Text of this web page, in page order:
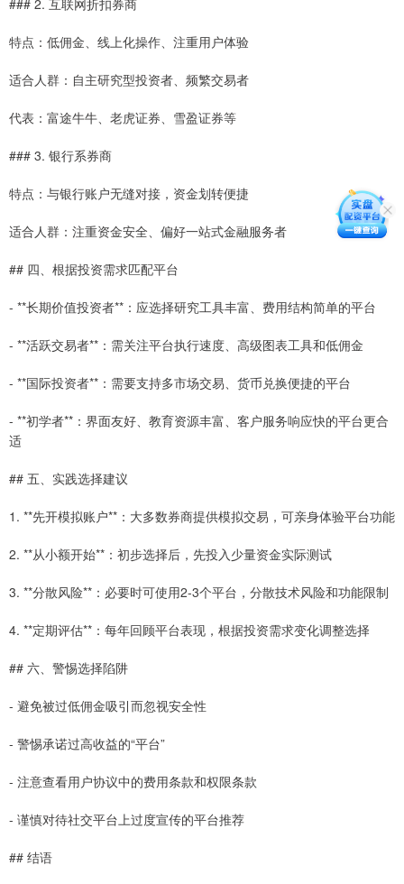
### 2. 互联网折扣券商
特点：低佣金、线上化操作、注重用户体验
适合人群：自主研究型投资者、频繁交易者
代表：富途牛牛、老虎证券、雪盈证券等
### 3. 银行系券商
特点：与银行账户无缝对接，资金划转便捷
适合人群：注重资金安全、偏好一站式金融服务者
## 四、根据投资需求匹配平台
- **长期价值投资者**：应选择研究工具丰富、费用结构简单的平台
- **活跃交易者**：需关注平台执行速度、高级图表工具和低佣金
- **国际投资者**：需要支持多市场交易、货币兑换便捷的平台
- **初学者**：界面友好、教育资源丰富、客户服务响应快的平台更合
适
## 五、实践选择建议
1. **先开模拟账户**：大多数券商提供模拟交易，可亲身体验平台功能
2. **从小额开始**：初步选择后，先投入少量资金实际测试
3. **分散风险**：必要时可使用2-3个平台，分散技术风险和功能限制
4. **定期评估**：每年回顾平台表现，根据投资需求变化调整选择
## 六、警惕选择陷阱
- 避免被过低佣金吸引而忽视安全性
- 警惕承诺过高收益的“平台”
- 注意查看用户协议中的费用条款和权限条款
- 谨慎对待社交平台上过度宣传的平台推荐
## 结语